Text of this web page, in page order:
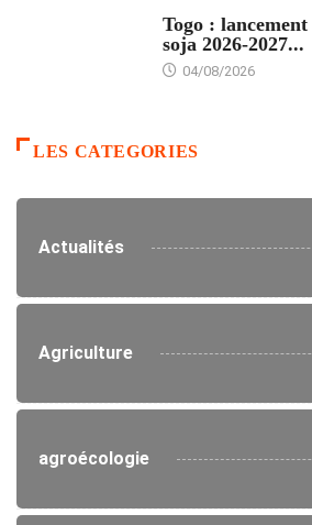
Togo :
soja 2026-2027...
04/08/2026
LES CATEGORIES
Actualités
Agriculture
agroécologie